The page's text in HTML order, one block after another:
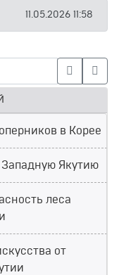
11.05.2026 11:58
в Корее
Якутию
леса
от